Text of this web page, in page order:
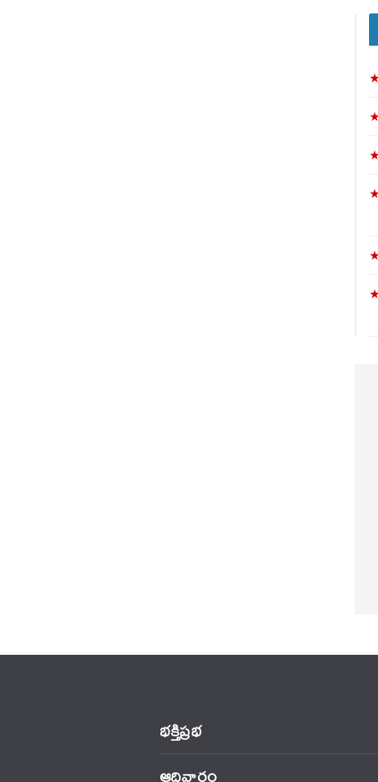
భక్తిప్రభ